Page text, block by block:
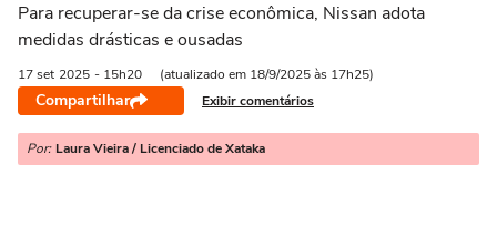
Para recuperar-se da crise econômica, Nissan adota
medidas drásticas e ousadas
17 set 2025 - 15h20 (atualizado em 18/9/2025 às 17h25)
Compartilhar Exibir comentários
Por: Laura Vieira / Licenciado de Xataka